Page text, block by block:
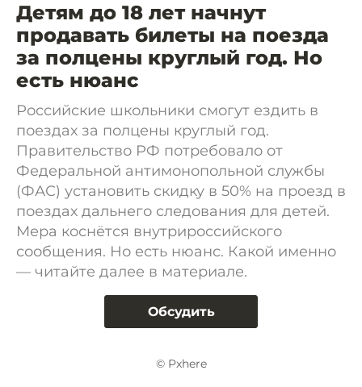
Детям до 18 лет начнут
продавать билеты на поезда
за полцены круглый год. Но
есть нюанс
Российские школьники смогут ездить в
поездах за полцены круглый год.
Правительство РФ потребовало от
Федеральной антимонопольной службы
(ФАС) установить скидку в 50% на проезд в
поездах дальнего следования для детей.
Мера коснётся внутрироссийского
сообщения. Но есть нюанс. Какой именно
— читайте далее в материале.
Обсудить
© Pxhere